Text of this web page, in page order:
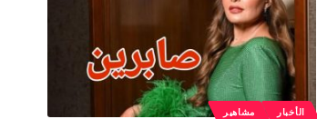
الأخبار مشاهير